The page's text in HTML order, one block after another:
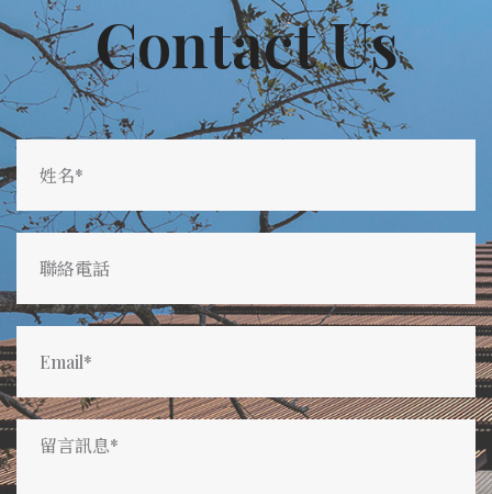
Contact Us